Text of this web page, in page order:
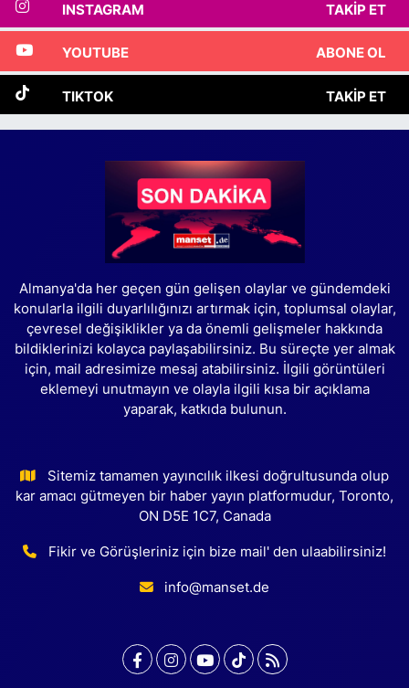
INSTAGRAM TAKIP ET
YOUTUBE ABONE OL
TIKTOK TAKIP ET
Almanya'da her geçen gün gelişen olaylar ve gündemdeki
konularla ilgili duyarlılığınızı artırmak için, toplumsal olaylar,
çevresel değişiklikler ya da önemli gelişmeler hakkında
bildiklerinizi kolayca paylaşabilirsiniz. Bu süreçte yer almak
için, mail adresimize mesaj atabilirsiniz. İlgili görüntüleri
eklemeyi unutmayın ve olayla ilgili kısa bir açıklama
yaparak, katkıda bulunun.
Sitemiz tamamen yayıncılık ilkesi doğrultusunda olup
kar amacı gütmeyen bir haber yayın platformudur, Toronto,
ON D5E 1C7, Canada
Fikir ve Görüşleriniz için bize mail' den ulaabilirsiniz!
info@manset.de